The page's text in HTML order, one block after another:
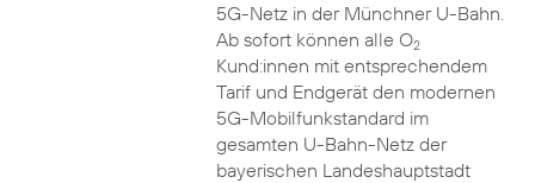
5G-Netz in der Münchner U-Bahn.
Ab sofort können alle O2
Kund:innen mit entsprechendem
Tarif und Endgerät den modernen
5G-Mobilfunkstandard im
gesamten U-Bahn-Netz der
bayerischen Landeshauptstadt